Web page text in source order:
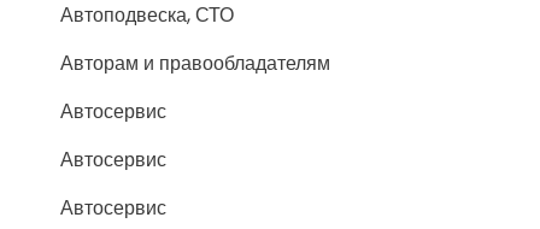
Автоподвеска, СТО
Авторам и правообладателям
Автосервис
Автосервис
Автосервис